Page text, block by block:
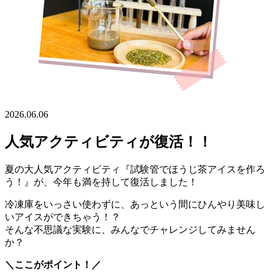
2026.06.06
人気アクティビティが復活！！
夏の大人気アクティビティ『試験管でほうじ茶アイスを作ろ
う！』が、今年も満を持して復活しました！
冷凍庫をいっさい使わずに、あっという間にひんやり美味し
いアイスができちゃう！？
そんな不思議な実験に、みんなでチャレンジしてみません
か？
＼ここがポイント！／